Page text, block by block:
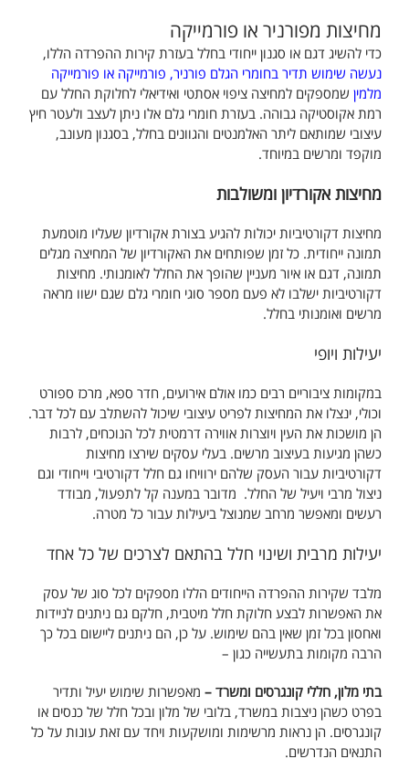
מחיצות מפורניר או פורמייקה
כדי להשיג דגם או סגנון ייחודי בחלל בעזרת קירות ההפרדה הללו,
נעשה שימוש תדיר בחומרי הגלם פורניר, פורמייקה או פורמייקה
מלמין שמספקים למחיצה ציפוי אסתטי ואידיאלי לחלוקת החלל עם
רמת אקוסטיקה גבוהה. בעזרת חומרי גלם אלו ניתן לעצב ולעטר חיץ
עיצובי שמותאם ליתר האלמנטים והגוונים בחלל, בסגנון מעונב,
מוקפד ומרשים במיוחד.
מחיצות אקורדיון ומשולבות
מחיצות דקורטיביות יכולות להגיע בצורת אקורדיון שעליו מוטמעת
תמונה ייחודית. כל זמן שפותחים את האקורדיון של המחיצה מגלים
תמונה, דגם או איור מעניין שהופך את החלל לאומנותי. מחיצות
דקורטיביות ישלבו לא פעם מספר סוגי חומרי גלם שגם ישוו מראה
מרשים ואומנותי בחלל.
יעילות ויופי
במקומות ציבוריים רבים כמו אולם אירועים, חדר ספא, מרכז ספורט
וכולי, ינצלו את המחיצות לפריט עיצובי שיכול להשתלב עם לכל דבר.
הן מושכות את העין ויוצרות אווירה דרמטית לכל הנוכחים, לרבות
כשהן מגיעות בעיצוב מרשים. בעלי עסקים שירצו מחיצות
דקורטיביות עבור העסק שלהם ירוויחו גם חלל דקורטיבי וייחודי וגם
ניצול מרבי ויעיל של החלל. מדובר במענה קל לתפעול, מבודד
רעשים ומאפשר מרחב שמנוצל ביעילות עבור כל מטרה.
יעילות מרבית ושינוי חלל בהתאם לצרכים של כל אחד
מלבד שקירות ההפרדה הייחודים הללו מספקים לכל סוג של עסק
את האפשרות לבצע חלוקת חלל מיטבית, חלקם גם ניתנים לניידות
ואחסון בכל זמן שאין בהם שימוש. על כן, הם ניתנים ליישום בכל כך
הרבה מקומות בתעשייה כגון –
בתי מלון, חללי קונגרסים ומשרד – מאפשרות שימוש יעיל ותדיר
בפרט כשהן ניצבות במשרד, בלובי של מלון ובכל חלל של כנסים או
קונגרסים. הן נראות מרשימות ומושקעות ויחד עם זאת עונות על כל
התנאים הנדרשים.